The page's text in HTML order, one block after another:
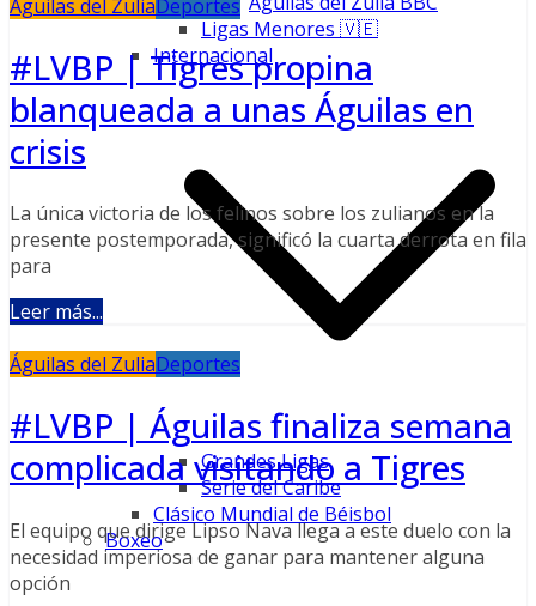
Ligas Menores 🇻🇪
Internacional
Grandes Ligas
Serie del Caribe
Clásico Mundial de Béisbol
Boxeo
Águilas del ZuliaDeportes
#LVBP | Tigres propina
blanqueada a unas Águilas en
crisis
La única victoria de los felinos sobre los zulianos en la
presente postemporada, significó la cuarta derrota en fila
para
Leer más...
Águilas del ZuliaDeportes
#LVBP | Águilas finaliza semana
complicada visitando a Tigres
El equipo que dirige Lipso Nava llega a este duelo con la
necesidad imperiosa de ganar para mantener alguna
opción